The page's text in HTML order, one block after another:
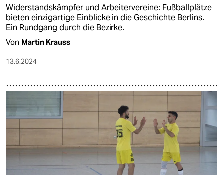
Widerstandskämpfer und Arbeitervereine: Fußballplätze
bieten einzigartige Einblicke in die Geschichte Berlins.
Ein Rundgang durch die Bezirke.
Von Martin Krauss
13.6.2024